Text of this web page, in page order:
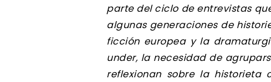
parte del ciclo de entrevistas
algunas generaciones de
ficción europea y la
under, la necesidad de
reflexionan sobre la historieta